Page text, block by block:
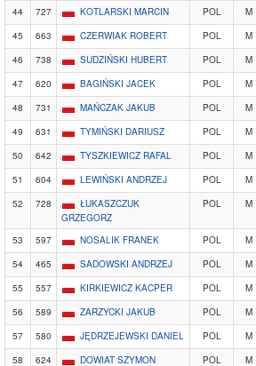
44
727 KOTLARSKI MARCIN POL M
45
663 CZERWIAK ROBERT POL M
46
738 SUDZIŃSKI HUBERT POL M
47
620 BAGIŃSKI JACEK POL M
48
731 MAŃCZAK JAKUB POL M
49
631 TYMIŃSKI DARIUSZ POL M
50
642 TYSZKIEWICZ RAFAL POL M
51
604 LEWIŃSKI ANDRZEJ POL M
52
728
ŁUKASZCZUK
GRZEGORZ
POL M
53 597 NOSALIK FRANEK POL M
54
465 SADOWSKI ANDRZEJ POL M
55
557 KIRKIEWICZ KACPER POL M
56
589 ZARZYCKI JAKUB POL M
57
580 JĘDRZEJEWSKI DANIEL POL M
58
624 DOWIAT SZYMON POL M